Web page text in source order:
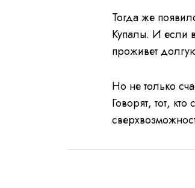
Тогда же
Купалы. И если
проживет
Но не только
Говорят, тот,